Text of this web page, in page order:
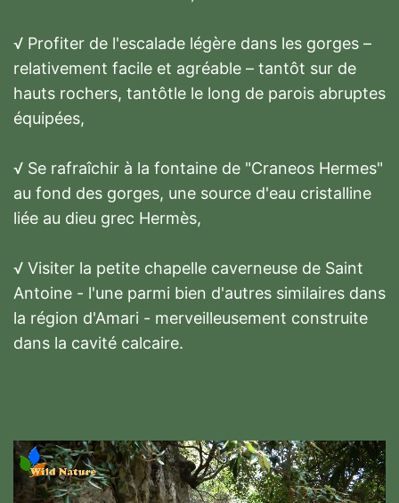
√ Profiter de l'escalade légère dans les gorges –
relativement facile et agréable – tantôt sur de
hauts rochers, tantôtle le long de parois abruptes
équipées,
√ Se rafraîchir à la fontaine de "Craneos Hermes"
au fond des gorges, une source d'eau cristalline
liée au dieu grec Hermès,
√ Visiter la petite chapelle caverneuse de Saint
Antoine - l'une parmi bien d'autres similaires dans
la région d'Amari - merveilleusement construite
dans la cavité calcaire.